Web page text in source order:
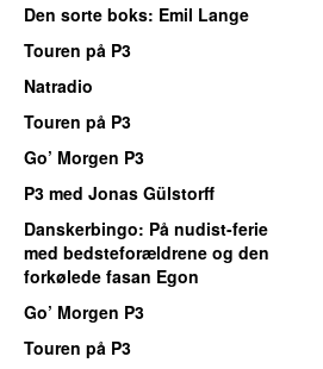
Den sorte boks: Emil Lange
Touren på P3
Natradio
Touren på P3
Go’ Morgen P3
P3 med Jonas Gülstorff
Danskerbingo: På nudist-ferie
med bedsteforældrene og den
forkølede fasan Egon
Go’ Morgen P3
Touren på P3